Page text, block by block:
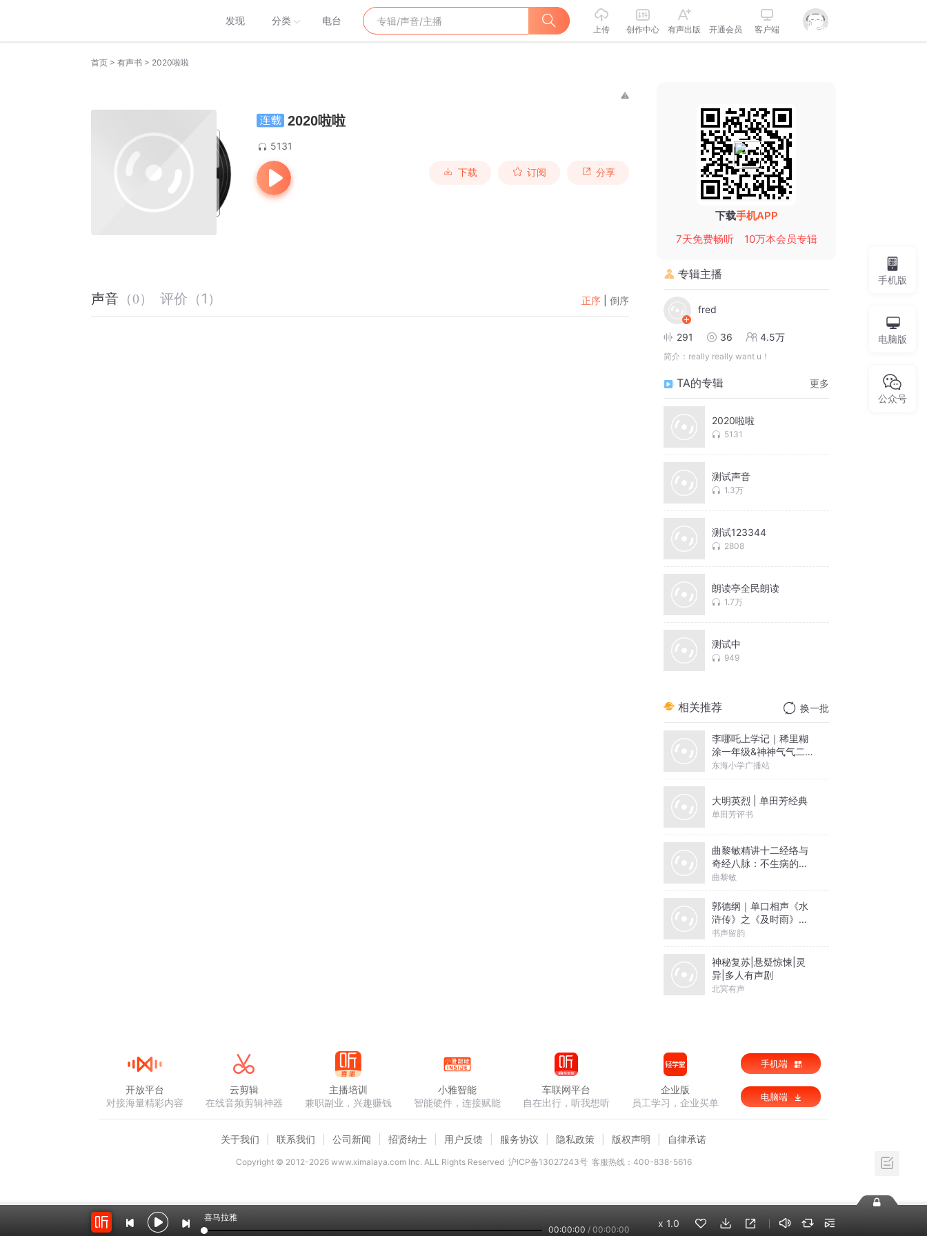
发现 分类 电台
上传 创作中心 有声出版 开通会员 客户端
首页 > 有声书 > 2020啦啦
2020啦啦
5131
下载 订阅 分享
声音 （0） 评价 （1 ） 正序 倒序
下载手机APP
7天免费畅听
10万本会员专辑
专辑主播
fred
291 36 4.5万
简介： really really want u！
TA的专辑 更多
2020啦啦
5131
测试声音
1.3万
测试123344
2808
朗读亭全民朗读
1.7万
测试中
949
相关推荐 换一批
李哪吒上学记｜稀里糊
涂一年级&神神气气二年
级
东海小学广播站
大明英烈 | 单田芳经典
单田芳评书
曲黎敏精讲十二经络与
奇经八脉：不生病的智
慧 | 揭秘经络养生之
曲黎敏
郭德纲｜单口相声《水
浒传》之《及时雨》｜
宋江智谋名场面
书声留韵
神秘复苏|悬疑惊悚|灵
异|多人有声剧
北冥有声
手机版
电脑版
公众号
喜马拉雅
00:00:00 / 00:00:00
x 1.0
开放平台
对接海量精彩内容
云剪辑
在线音频剪辑神器
主播培训
兼职副业，兴趣赚钱
小雅智能
智能硬件，连接赋能
车联网平台
自在出行，听我想听
企业版
员工学习，企业买单
手机端
电脑端
关于我们 联系我们 公司新闻 招贤纳士 用户反馈 服务协议 隐私政策 版权声明 自律承诺
Copyright © 2012-2026www.ximalaya.com lnc. ALL Rights Reserved 沪ICP备13027243号 客服热线：400-838-5616